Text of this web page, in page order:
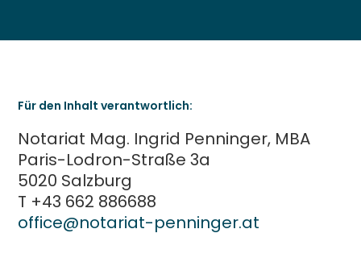
Für den Inhalt verantwortlich:
Notariat Mag. Ingrid Penninger, MBA
Paris-Lodron-Straße 3a
5020 Salzburg
T +43 662 886688
office@notariat-penninger.at